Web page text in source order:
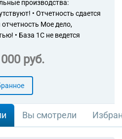
производства:
• Отчетность сдается
Мое дело,
• База 1С не ведется
руб.
Вы смотрели